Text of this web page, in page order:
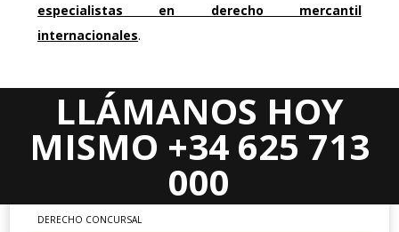
especialistas en derecho mercantil
internacionales.
Areas Jurídicas
DERECHO CIVIL
DERECHO CONCURSAL
LLÁMANOS HOY
MISMO +34 625 713
000